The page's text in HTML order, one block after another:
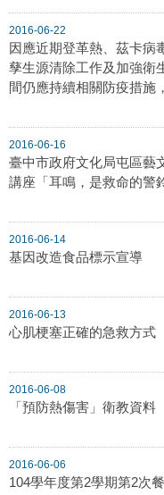
2016-06-22
因應近期登革熱、茲卡病
孳生源清除工作及加強衛
間仍應持續相關防疫措施
2016-06-16
臺中市政府文化局屯區藝
講座「耳鳴，是救命的警
2016-06-14
基因改造食品標示宣導
2016-06-13
心肌梗塞正確的急救方式
2016-06-08
「預防熱傷害」衛教資料
2016-06-06
104學年度第2學期第2次